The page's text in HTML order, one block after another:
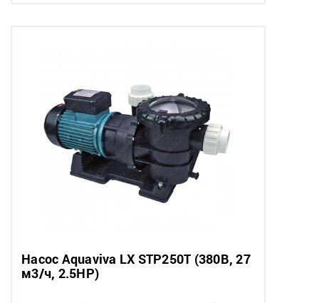
Насос Aquaviva LX STP250T (380В, 27
м3/ч, 2.5HP)